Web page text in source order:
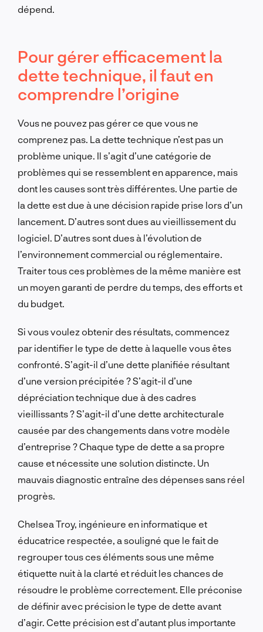
dépend.
Pour gérer efficacement la
dette technique, il faut en
comprendre l’origine
Vous ne pouvez pas gérer ce que vous ne
comprenez pas. La dette technique n’est pas un
problème unique. Il s’agit d’une catégorie de
problèmes qui se ressemblent en apparence, mais
dont les causes sont très différentes. Une partie de
la dette est due à une décision rapide prise lors d’un
lancement. D’autres sont dues au vieillissement du
logiciel. D’autres sont dues à l’évolution de
l’environnement commercial ou réglementaire.
Traiter tous ces problèmes de la même manière est
un moyen garanti de perdre du temps, des efforts et
du budget.
Si vous voulez obtenir des résultats, commencez
par identifier le type de dette à laquelle vous êtes
confronté. S’agit-il d’une dette planifiée résultant
d’une version précipitée ? S’agit-il d’une
dépréciation technique due à des cadres
vieillissants ? S’agit-il d’une dette architecturale
causée par des changements dans votre modèle
d’entreprise ? Chaque type de dette a sa propre
cause et nécessite une solution distincte. Un
mauvais diagnostic entraîne des dépenses sans réel
progrès.
Chelsea Troy, ingénieure en informatique et
éducatrice respectée, a souligné que le fait de
regrouper tous ces éléments sous une même
étiquette nuit à la clarté et réduit les chances de
résoudre le problème correctement. Elle préconise
de définir avec précision le type de dette avant
d’agir. Cette précision est d’autant plus importante